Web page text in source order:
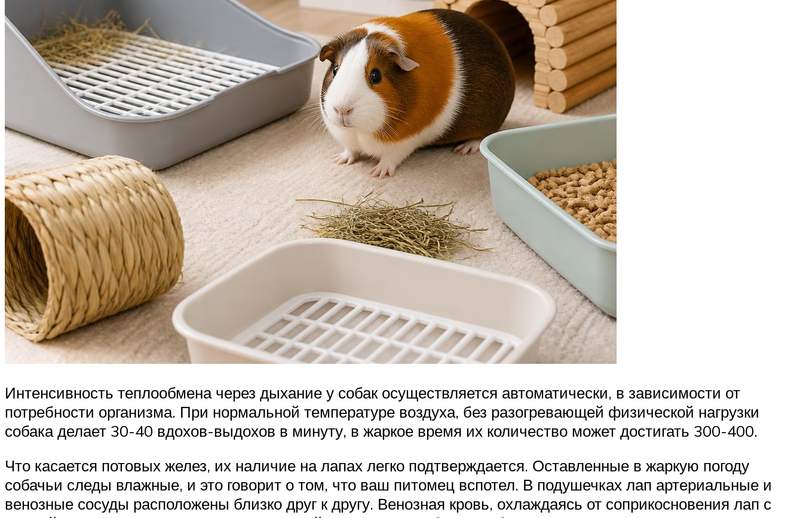
Интенсивность теплообмена через дыхание у собак осуществляется автоматически, в зависимости от
потребности организма. При нормальной температуре воздуха, без разогревающей физической нагрузки
собака делает 30-40 вдохов-выдохов в минуту, в жаркое время их количество может достигать 300-400.
Что касается потовых желез, их наличие на лапах легко подтверждается. Оставленные в жаркую погоду
собачьи следы влажные, и это говорит о том, что ваш питомец вспотел. В подушечках лап артериальные и
венозные сосуды расположены близко друг к другу. Венозная кровь, охлаждаясь от соприкосновения лап с